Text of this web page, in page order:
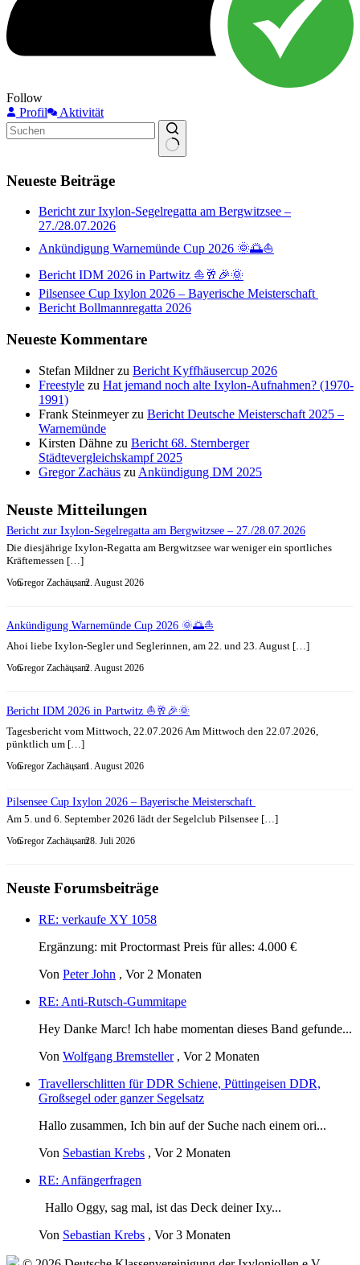
Follow
Profil
Aktivität
Ergebnisse
Neueste Beiträge
Bericht zur Ixylon-Segelregatta am Bergwitzsee –
27./28.07.2026
Ankündigung Warnemünde Cup 2026 🌞🌅⛵
Bericht IDM 2026 in Partwitz ⛵🥂🎉🌞
Pilsensee Cup Ixylon 2026 – Bayerische Meisterschaft
Bericht Bollmannregatta 2026
Neueste Kommentare
Stefan Mildnerzu Bericht Kyffhäusercup 2026
Freestyle zu Hat jemand noch alte Ixylon-Aufnahmen? (1970-
1991)
Frank Steinmeyerzu Bericht Deutsche Meisterschaft 2025 –
Warnemünde
Kirsten Dähne zu Bericht 68. Sternberger
Städtevergleichskampf 2025
Gregor Zachäus zu Ankündigung DM 2025
Neuste Mitteilungen
Bericht zur Ixylon-Segelregatta am Bergwitzsee – 27./28.07.2026
Die diesjährige Ixylon-Regatta am Bergwitzsee war weniger ein sportliches
Kräftemessen […]
VonGregor Zachäus, am2. August 2026
Ankündigung Warnemünde Cup 2026 🌞🌅⛵
Ahoi liebe Ixylon-Segler und Seglerinnen, am 22. und 23. August […]
VonGregor Zachäus, am2. August 2026
Bericht IDM 2026 in Partwitz ⛵🥂🎉🌞
Tagesbericht vom Mittwoch, 22.07.2026 Am Mittwoch den 22.07.2026,
pünktlich um […]
VonGregor Zachäus, am1. August 2026
Pilsensee Cup Ixylon 2026 – Bayerische Meisterschaft
Am 5. und 6. September 2026 lädt der Segelclub Pilsensee […]
VonGregor Zachäus, am28. Juli 2026
Neuste Forumsbeiträge
RE: verkaufe XY 1058
Ergänzung: mit Proctormast Preis für alles: 4.000 €
Von Peter John , Vor 2 Monaten
RE: Anti-Rutsch-Gummitape
Hey Danke Marc! Ich habe momentan dieses Band gefunde...
Von Wolfgang Bremsteller, Vor 2 Monaten
Travellerschlitten für DDR Schiene, Püttingeisen DDR,
Großsegel oder ganzer Segelsatz
Hallo zusammen, Ich bin auf der Suche nach einem ori...
Von Sebastian Krebs , Vor 2 Monaten
RE: Anfängerfragen
Hallo Oggy, sag mal, ist das Deck deiner Ixy...
Von Sebastian Krebs , Vor 3 Monaten